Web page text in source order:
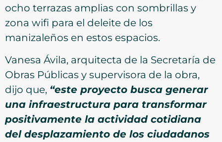
ocho terrazas amplias con sombrillas y
zona wifi para el deleite de los
manizaleños en estos espacios.
Vanesa Ávila, arquitecta de la Secretaría de
Obras Públicas y supervisora de la obra,
dijo que, “este proyecto busca generar
una infraestructura para transformar
positivamente la actividad cotidiana
del desplazamiento de los ciudadanos